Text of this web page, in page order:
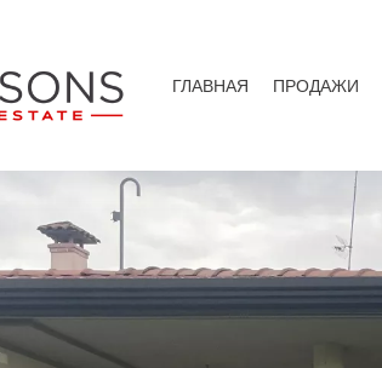
ГЛАВНАЯ ПРОДАЖИ